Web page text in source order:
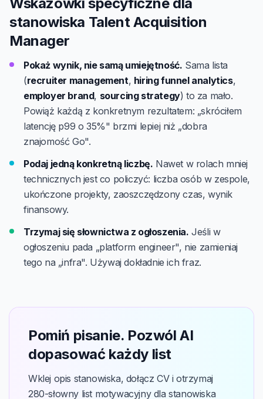
stanowiska Talent Acquisition
Manager
Pokaż wynik, nie samą umiejętność. Sama lista
(recruiter management, hiring funnel analytics,
employer brand, sourcing strategy) to za mało.
Powiąż każdą z konkretnym rezultatem: „skróciłem
latencję p99 o 35%" brzmi lepiej niż „dobra
znajomość Go".
Podaj jedną konkretną liczbę. Nawet w rolach mniej
technicznych jest co policzyć: liczba osób w zespole,
ukończone projekty, zaoszczędzony czas, wynik
finansowy.
Trzymaj się słownictwa z ogłoszenia. Jeśli w
ogłoszeniu pada „platform engineer", nie zamieniaj
tego na „infra". Używaj dokładnie ich fraz.
Pomiń pisanie. Pozwól AI
dopasować każdy list
Wklej opis stanowiska, dołącz CV i otrzymaj
280-słowny list motywacyjny dla stanowiska